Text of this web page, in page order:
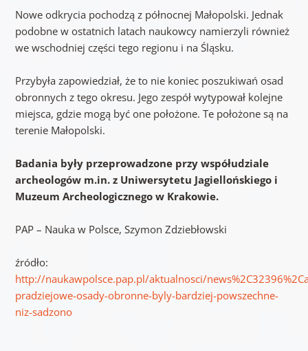
Nowe odkrycia pochodzą z północnej Małopolski. Jednak
podobne w ostatnich latach naukowcy namierzyli również
we wschodniej części tego regionu i na Śląsku.
Przybyła zapowiedział, że to nie koniec poszukiwań osad
obronnych z tego okresu. Jego zespół wytypował kolejne
miejsca, gdzie mogą być one położone. Te położone są na
terenie Małopolski.
Badania były przeprowadzone przy współudziale
archeologów m.in. z Uniwersytetu Jagiellońskiego i
Muzeum Archeologicznego w Krakowie.
PAP – Nauka w Polsce, Szymon Zdziebłowski
źródło:
http://naukawpolsce.pap.pl/aktualnosci/
pradziejowe-osady-obronne-byly-bardziej-powszechne-
niz-sadzono